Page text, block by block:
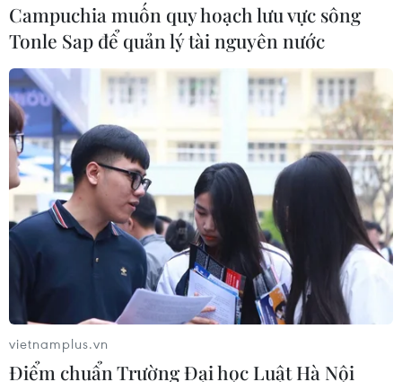
TIN CÙNG CHUYÊN MỤC
Thành phố Hồ Chí Minh: Điểm
chuẩn tuyển sinh đại học phân hóa
theo nhóm ngành
Campuchia muốn quy hoạch lưu vực sông
Tonle Sap để quản lý tài nguyên nước
vietnamplus.vn
Điểm chuẩn Trường Đại học Luật Hà Nội